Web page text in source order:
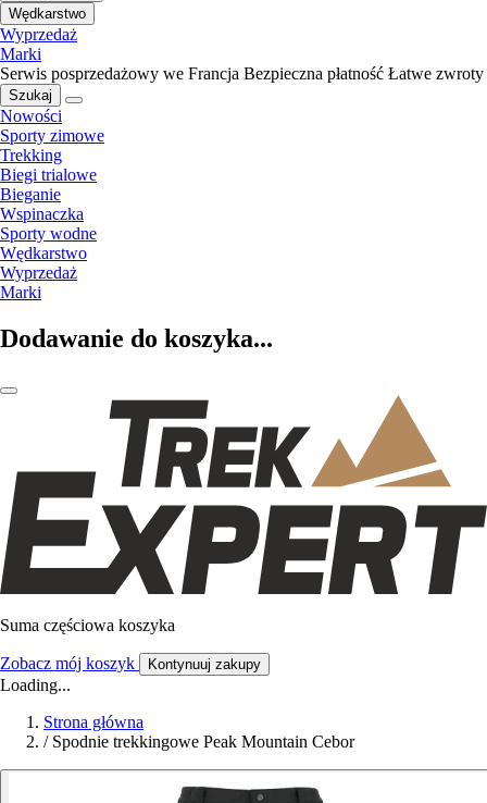
Wędkarstwo
Wyprzedaż
Marki
Serwis posprzedażowy we Francja Bezpieczna płatność Łatwe zwroty
Szukaj
Nowości
Sporty zimowe
Trekking
Biegi trialowe
Bieganie
Wspinaczka
Sporty wodne
Wędkarstwo
Wyprzedaż
Marki
Dodawanie do koszyka...
Suma częściowa koszyka
Zobacz mój koszyk Kontynuuj zakupy
Loading...
Strona główna
/ Spodnie trekkingowe Peak Mountain Cebor